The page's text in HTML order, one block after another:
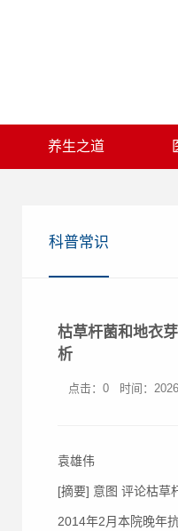
养生之道
科普常识
枯草杆菌和地衣
析
点击：0 时间：
袁雄伟
[摘要] 意图 评论枯草
2014年2月本院晚年